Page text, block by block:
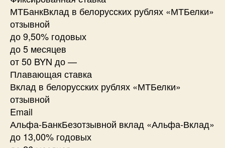
МТБанкВклад в белорусских рублях «МТБелки»
отзывной
до 9,50% годовых
до 5 месяцев
от 50 BYN до —
Плавающая ставка
Вклад в белорусских рублях «МТБелки»
отзывной
Email
Альфа-БанкБезотзывной вклад «Альфа-Вклад»
до 13,00% годовых